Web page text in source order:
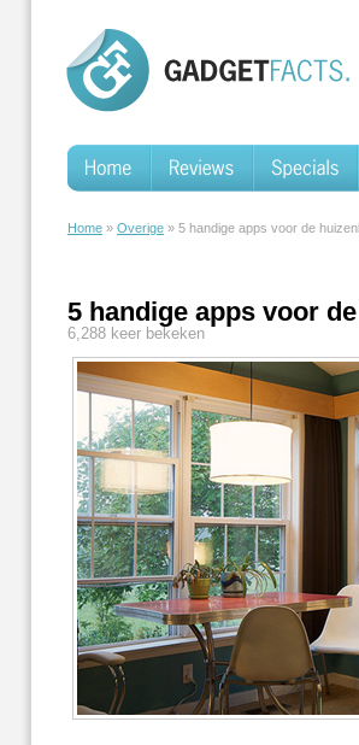
Home » Overige » 5 handige apps voor de
5 handige apps voor
6,288 keer bekeken